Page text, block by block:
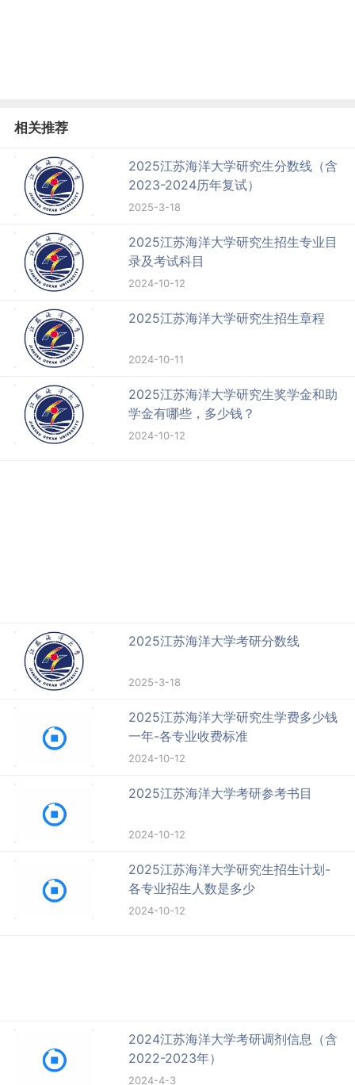
相关推荐
2025江苏海洋大学研究生分数线（含
2023-2024历年复试）
2025-3-18
2025江苏海洋大学研究生招生专业目
录及考试科目
2024-10-12
2025江苏海洋大学研究生招生章程
2024-10-11
2025江苏海洋大学研究生奖学金和助
学金有哪些，多少钱？
2024-10-12
2025江苏海洋大学考研分数线
2025-3-18
2025江苏海洋大学研究生学费多少钱
一年-各专业收费标准
2024-10-12
2025江苏海洋大学考研参考书目
2024-10-12
2025江苏海洋大学研究生招生计划-
各专业招生人数是多少
2024-10-12
2024江苏海洋大学考研调剂信息（含
2022-2023年）
2024-4-3